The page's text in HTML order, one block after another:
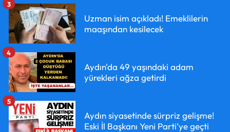
Uzman isim açıkladı! Emeklilerin
maaşından kesilecek
3
Aydın'da 49 yaşındaki adam
yürekleri ağza getirdi
4
Aydın siyasetinde sürpriz gelişme!
Eski İl Başkanı Yeni Parti’ye geçti
5